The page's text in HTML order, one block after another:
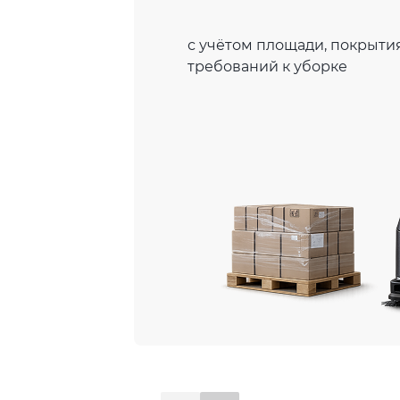
с учётом площади,
требований к уборке